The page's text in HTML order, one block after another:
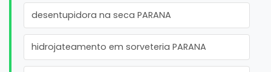
desentupidora na seca PARANA
hidrojateamento em sorveteria PARANA